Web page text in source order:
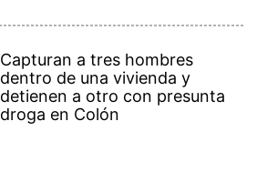
Capturan a tres hombres
dentro de una vivienda y
detienen a otro con presunta
droga en Colón